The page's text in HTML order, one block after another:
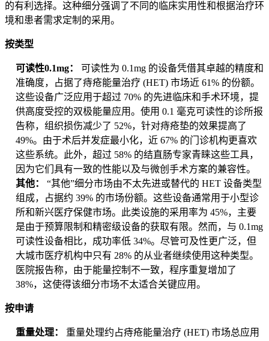
的有利选择。这种细分强调了不同的临床实用性和根据治疗环
境和患者需求定制的采用。
按类型
可读性0.1mg： 可读性为 0.1mg 的设备凭借其卓越的精度和
准确度，占据了痔疮能量治疗 (HET) 市场近 61% 的份额。
这些设备广泛应用于超过 70% 的先进临床和手术环境，提
供高度受控的双极能量应用。使用 0.1 毫克可读性的诊所报
告称，组织损伤减少了 52%，针对痔疮垫的效果提高了
49%。由于术后并发症最小化，近 67% 的门诊机构更喜欢
这些系统。此外，超过 58% 的结直肠专家青睐这些工具，
因为它们具有一致的性能以及与微创手术方案的兼容性。
其他： “其他”细分市场由不太先进或替代的 HET 设备类型
组成，占据约 39% 的市场份额。这些设备通常用于小型诊
所和新兴医疗保健市场。此类设施的采用率为 45%，主要
是由于预算限制和精密级设备的获取有限。然而，与 0.1mg
可读性设备相比，成功率低 34%。尽管可及性更广泛，但
大城市医疗机构中只有 28% 的从业者继续使用这种类型。
医院报告称，由于能量控制不一致，程序重复增加了
38%，这使得该细分市场不太适合关键应用。
按申请
重量处理： 重量处理约占痔疮能量治疗 (HET) 市场总应用